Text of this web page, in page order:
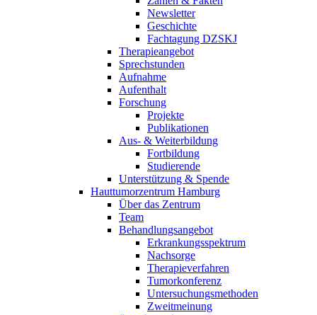
Newsletter
Geschichte
Fachtagung DZSKJ
Therapieangebot
Sprechstunden
Aufnahme
Aufenthalt
Forschung
Projekte
Publikationen
Aus- & Weiterbildung
Fortbildung
Studierende
Unterstützung & Spende
Hauttumorzentrum Hamburg
Über das Zentrum
Team
Behandlungsangebot
Erkrankungsspektrum
Nachsorge
Therapieverfahren
Tumorkonferenz
Untersuchungsmethoden
Zweitmeinung